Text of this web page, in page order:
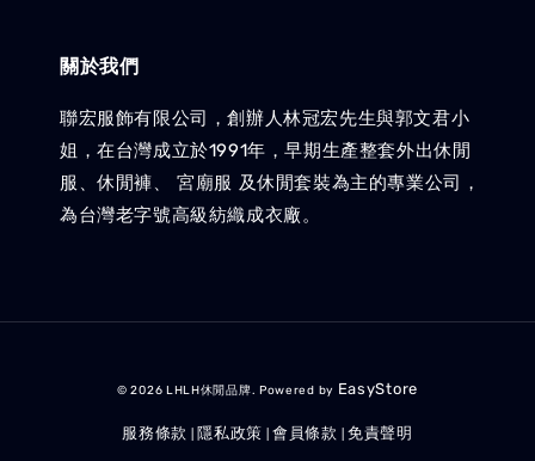
關於我們
聯宏服飾有限公司，創辦人林冠宏先生與郭文君小
姐，在台灣成立於1991年，早期生產整套外出休閒
服、休閒褲、 宮廟服 及休閒套裝為主的專業公司，
為台灣老字號高級紡織成衣廠。
© 2026 LHLH休閒品牌. Powered by EasyStore
服務條款 隱私政策 |會員條款 免責聲明